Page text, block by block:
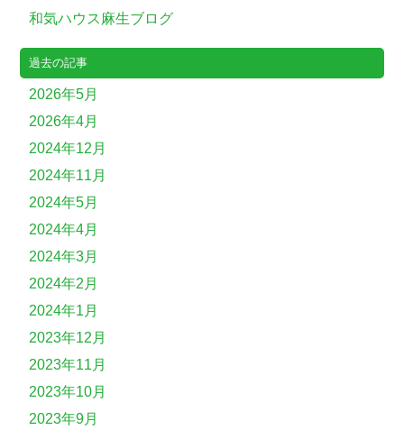
和気ハウス麻生ブログ
過去の記事
2026年5月
2026年4月
2024年12月
2024年11月
2024年5月
2024年4月
2024年3月
2024年2月
2024年1月
2023年12月
2023年11月
2023年10月
2023年9月